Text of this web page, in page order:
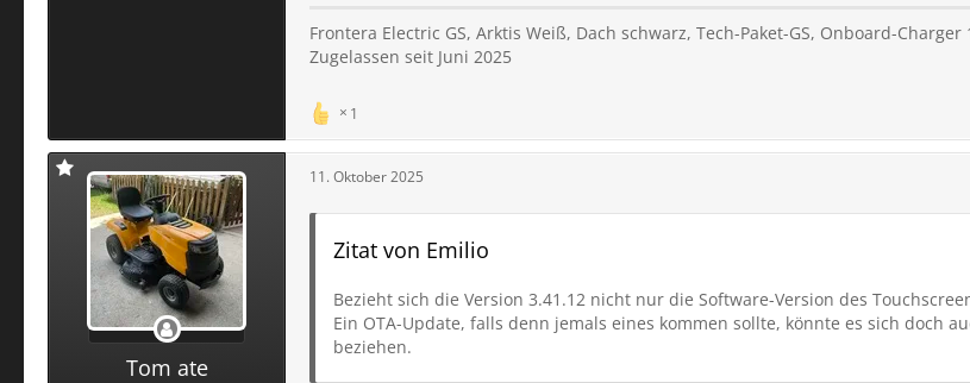
Frontera Electric GS, Arktis Weiß, Dach schwarz, Tech-Paket-GS, Onboard-
Zugelassen seit Juni 2025
1
Tom ate
11. Oktober 2025
Zitat von Emilio
Bezieht sich die Version 3.41.12 nicht nur die Software-Version des
Ein OTA-Update, falls denn jemals eines kommen sollte, könnte es sich doch
beziehen.